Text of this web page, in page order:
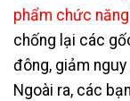
phẩm chức
chống lại các
đông, giảm
Ngoài ra, các